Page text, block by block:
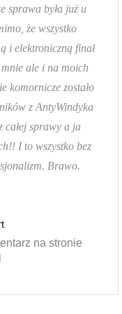
sprawa była już u
że wszystko
i elektroniczną finał
ale i na moich
komornicze zostało
z AntyWindyka
całej sprawy a ja
I to wszystko bez
Brawo.
na stronie